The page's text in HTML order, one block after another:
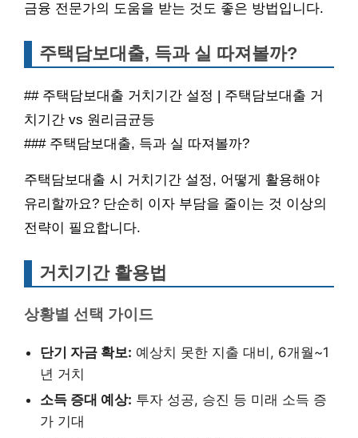
금융 전문가의 도움을 받는 것도 좋은 방법입니다.
주택담보대출, 득과 실 따져볼까?
## 주택담보대출 거치기간 설정 | 주택담보대출 거
치기간 vs 원리금균등
### 주택담보대출, 득과 실 따져볼까?
주택담보대출 시 거치기간 설정, 어떻게 활용해야
유리할까요? 단순히 이자 부담을 줄이는 것 이상의
전략이 필요합니다.
거치기간 활용법
상황별 선택 가이드
단기 자금 확보: 예상치 못한 지출 대비, 6개월~1
년 거치
소득 증대 예상: 투자 성공, 승진 등 미래 소득 증
가 기대